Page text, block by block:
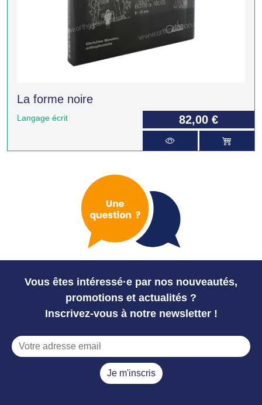
La forme noire
Langage écrit 82,00 €
Vous êtes intéressé·e par nos nouveautés,
promotions et actualités ?
Inscrivez-vous à notre newsletter !
Je m'inscris